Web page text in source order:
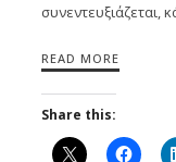
συνεντευξιάζεται,
READ MORE
Share this: